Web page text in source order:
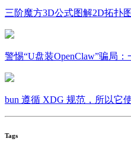
三阶魔方3D公式图解2D拓扑
警惕“U盘装OpenClaw”骗局
bun 遵循 XDG 规范，所以它
Tags